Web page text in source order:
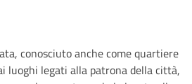
conosciuto anche come quartiere
luoghi legati alla patrona della città,